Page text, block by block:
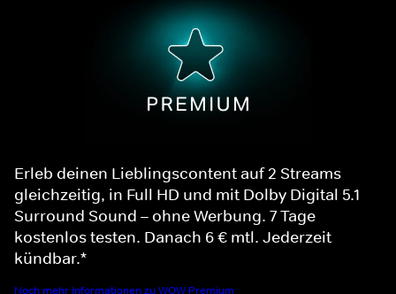
Erleb deinen Lieblingscontent auf 2 Streams
gleichzeitig, in Full HD und mit Dolby Digital 5.1
Surround Sound – ohne Werbung. 7 Tage
kostenlos testen. Danach 6 € mtl. Jederzeit
kündbar.*
Noch mehr Informationen zu WOW Premium